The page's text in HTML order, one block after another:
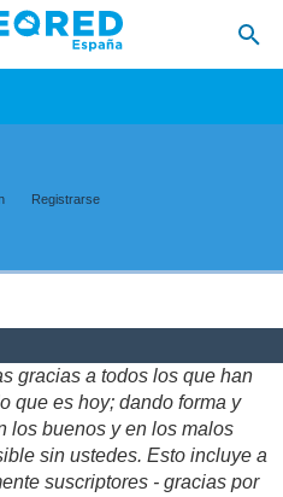
Registrarse
gracias a todos los que han
que es hoy; dando forma y
los buenos y en los malos
sin ustedes. Esto incluye a
suscriptores - gracias por